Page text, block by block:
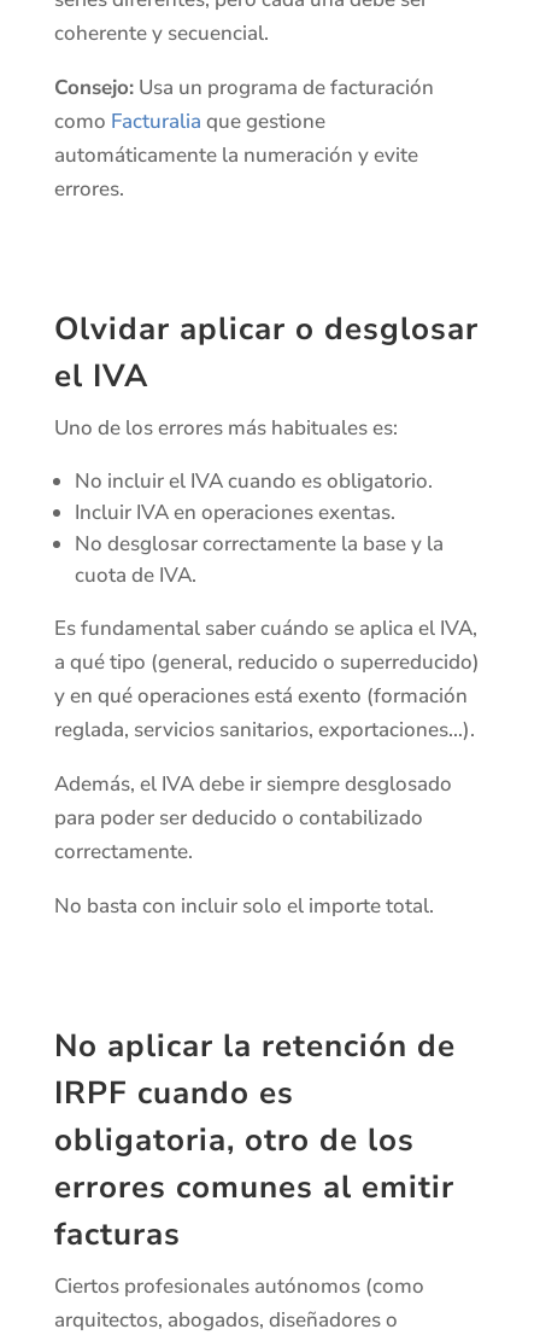
coherente y secuencial.
Consejo:Usa un programa de facturación
como Facturalia que gestione
automáticamente la numeración y evite
errores.
Olvidar aplicar o desglosar
el IVA
Uno de los errores más habituales es:
No incluir el IVA cuando es obligatorio.
Incluir IVA en operaciones exentas.
No desglosar correctamente la base y la
cuota de IVA.
Es fundamental saber cuándo se aplica el IVA,
a qué tipo (general, reducido o superreducido)
y en qué operaciones está exento (formación
reglada, servicios sanitarios, exportaciones…).
Además, el IVA debe ir siempre desglosado
para poder ser deducido o contabilizado
correctamente.
No basta con incluir solo el importe total.
No aplicar la retención de
IRPF cuando es
obligatoria, otro de los
errores comunes al emitir
facturas
Ciertos profesionales autónomos (como
arquitectos, abogados, diseñadores o